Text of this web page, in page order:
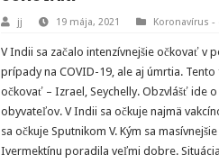
jj 19 mája, 2021 Koronavírus -
V Indii sa začalo intenzívnejšie očkovať v
prípady na COVID-19, ale aj úmrtia.
očkovať – Izrael, Seychelly. Obzvlášť ide
obyvateľov. V Indii sa očkuje najmä
sa očkuje Sputnikom V. Kým sa
Ivermektínu poradila veľmi dobre.